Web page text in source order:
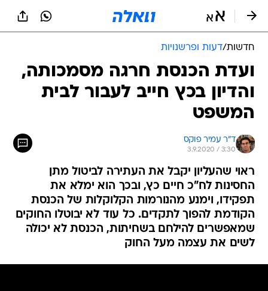
חדשות/דעות ופרשנויות
ועדת הכנסת חרגה מסמכותה,
והדיון בכץ חייב לעבור לבית
המשפט
ד"ר עמיר פוקס
3.9.2020 / 3:30
ראוי שהעליון יקבל את העתירה לביטול מתן
החסינות לח"כ חיים כץ, ובכך הוא ימלא את
תפקידו, וימנע מהנורמות הקלוקלות של הכנסת
הקודמת להפוך לתקדים. כל עוד לא יבוטלו החוקים
שמאפשרים להילחם בשחיתות, הכנסת לא יכולה
לשים את עצמה מעל החוק